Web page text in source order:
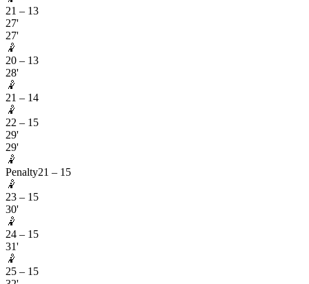
21 – 13
27'
27'
🤾
20 – 13
28'
🤾
21 – 14
🤾
22 – 15
29'
29'
🤾
Penalty21 – 15
🤾
23 – 15
30'
🤾
24 – 15
31'
🤾
25 – 15